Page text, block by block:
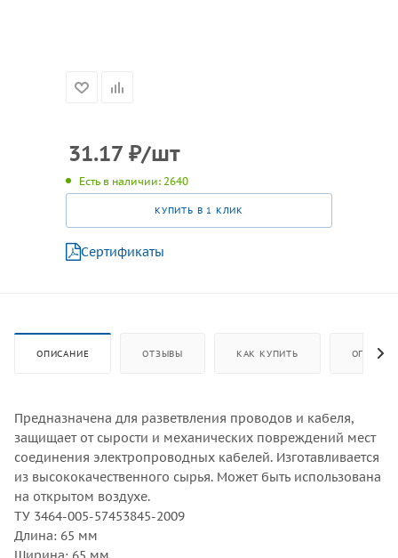
31.17 ₽/шт
Есть в наличии: 2640
КУПИТЬ В 1 КЛИК
Сертификаты
ОПИСАНИЕ ОТЗЫВЫ КАК КУПИТЬ ОПЛАТА
Предназначена для разветвления проводов и кабеля,
защищает от сырости и механических повреждений мест
соединения электропроводных кабелей. Изготавливается
из высококачественного сырья. Может быть использована
на открытом воздухе.
ТУ 3464-005-57453845-2009
Длина: 65 мм